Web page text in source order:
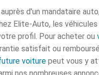
d'un mandataire
Elite-Auto, les
profil. Pour acheter ou
satisfait ou
voiture peut vous y